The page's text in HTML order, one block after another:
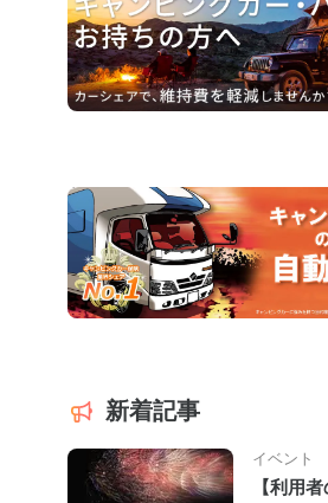
新着記事
イベント
【利用